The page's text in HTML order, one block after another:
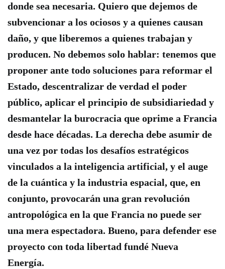
donde sea necesaria. Quiero que dejemos de
subvencionar a los ociosos y a quienes causan
daño, y que liberemos a quienes trabajan y
producen. No debemos solo hablar: tenemos que
proponer ante todo soluciones para reformar el
Estado, descentralizar de verdad el poder
público, aplicar el principio de subsidiariedad y
desmantelar la burocracia que oprime a Francia
desde hace décadas. La derecha debe asumir de
una vez por todas los desafíos estratégicos
vinculados a la inteligencia artificial, y el auge
de la cuántica y la industria espacial, que, en
conjunto, provocarán una gran revolución
antropológica en la que Francia no puede ser
una mera espectadora. Bueno, para defender ese
proyecto con toda libertad fundé Nueva
Energía.